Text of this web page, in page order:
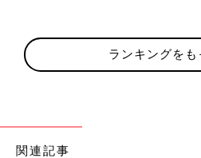
3位「凪」（主な読み「なぎ」）は
「凪いだ海のように穏やかに平和に
けで周りが穏やかな気持ちになって
ランキングをも
関連記事